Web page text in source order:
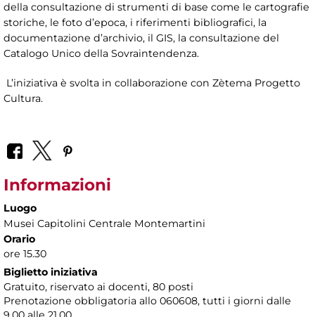
della consultazione di strumenti di base come le cartografie
storiche, le foto d’epoca, i riferimenti bibliografici, la
documentazione d’archivio, il GIS, la consultazione del
Catalogo Unico della Sovraintendenza.
L’iniziativa è svolta in collaborazione con Zètema Progetto
Cultura.
Informazioni
Luogo
Musei Capitolini Centrale Montemartini
Orario
ore 15.30
Biglietto iniziativa
Gratuito, riservato ai docenti, 80 posti
Prenotazione obbligatoria allo 060608, tutti i giorni dalle